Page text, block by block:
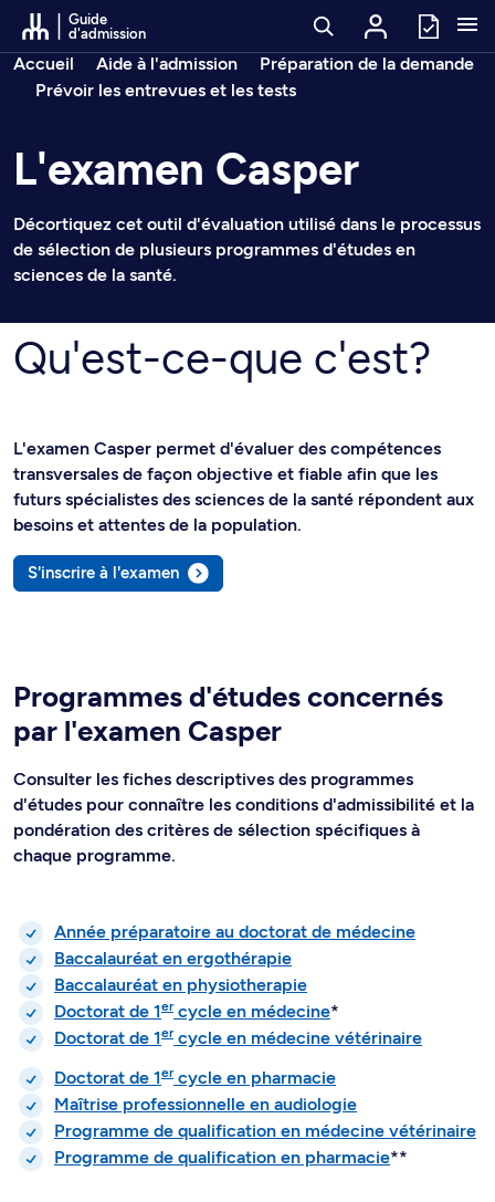
Passer au contenu
Guide
d'admission
Fil d’arianne
Accueil Aide à l'admission
Préparation de la demande
Prévoir les entrevues et les tests
L'examen Casper
Décortiquez cet outil d'évaluation utilisé dans le processus
de sélection de plusieurs programmes d'études en
sciences de la santé.
Qu'est-ce-que c'est?
L'examen Casper permet d'évaluer des compétences
transversales de façon objective et fiable afin que les
futurs spécialistes des sciences de la santé répondent aux
besoins et attentes de la population.
S'inscrire à l'examen
Programmes d'études concernés
par l'examen Casper
Consulter les fiches descriptives des programmes
d'études pour connaître les conditions d'admissibilité et la
pondération des critères de sélection spécifiques à
chaque programme.
Année préparatoire au doctorat de médecine
Baccalauréat en ergothérapie
Baccalauréat en physiotherapie
Doctorat de 1ercycle en médecine*
Doctorat de 1ercycle en médecine vétérinaire
Doctorat de 1ercycle en pharmacie
Maîtrise professionnelle en audiologie
Programme de qualification en médecine vétérinaire
Programme de qualification en pharmacie**